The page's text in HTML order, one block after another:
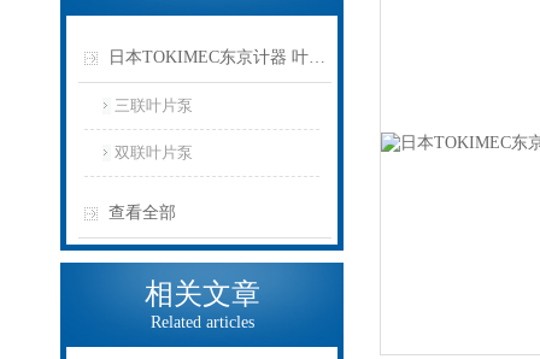
日本TOKIMEC东京计器 叶片泵
三联叶片泵
双联叶片泵
查看全部
相关文章
Related articles